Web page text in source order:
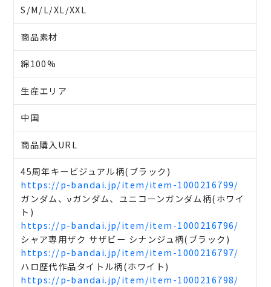
S/M/L/XL/XXL
商品素材
綿100%
生産エリア
中国
商品購入URL
45周年キービジュアル柄(ブラック)
https://p-bandai.jp/item/item-1000216799/
ガンダム、νガンダム、ユニコーンガンダム柄(ホワイ
ト)
https://p-bandai.jp/item/item-1000216796/
シャア専用ザク サザビー シナンジュ柄(ブラック)
https://p-bandai.jp/item/item-1000216797/
ハロ歴代作品タイトル柄(ホワイト)
https://p-bandai.jp/item/item-1000216798/